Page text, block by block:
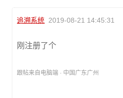
追溯系统 2019-08-21 14:45:31
刚注册了个
跟帖来自电脑端 · 中国广东广州